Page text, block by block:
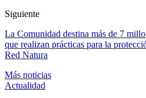
Siguiente
La Comunidad destina más de 7
que realizan prácticas para la
Red Natura
Más noticias
Actualidad